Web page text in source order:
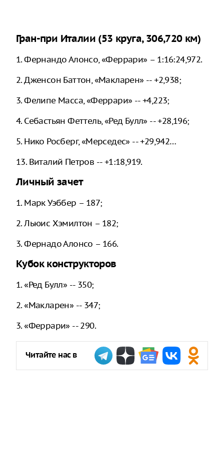
Гран-при Италии (53 круга, 306,720 км)
1. Фернандо Алонсо, «Феррари» – 1:16:24,972.
2. Дженсон Баттон, «Макларен» -- +2,938;
3. Фелипе Масса, «Феррари» -- +4,223;
4. Себастьян Феттель, «Ред Булл» -- +28,196;
5. Нико Росберг, «Мерседес» -- +29,942…
13. Виталий Петров -- +1:18,919.
Личный зачет
1. Марк Уэббер – 187;
2. Льюис Хэмилтон – 182;
3. Фернадо Алонсо – 166.
Кубок конструкторов
1. «Ред Булл» -- 350;
2. «Макларен» -- 347;
3. «Феррари» -- 290.
Читайте нас в